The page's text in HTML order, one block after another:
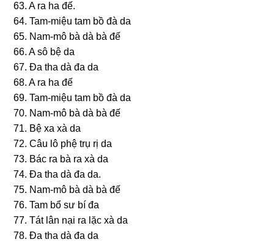
63. A ra ha đế.
64. Tam-miệu tam bồ đà da
65. Nam-mô bà dà bà đế
66. A ѕô bệ da
67. Ða tha dà đa da
68. A ra ha đế
69. Tam-miệu tam bồ đà da
70. Nam-mô bà dà bà đế
71. Bệ xa xà da
72. Câu lô phệ trụ rị da
73. Bác ra bà ra xà da
74. Ða tha dà đa da.
75. Nam-mô bà dà bà đế
76. Tam bổ ѕư bí đa
77. Tát lân nại ra lặc xà da
78. Ða tha dà đa da